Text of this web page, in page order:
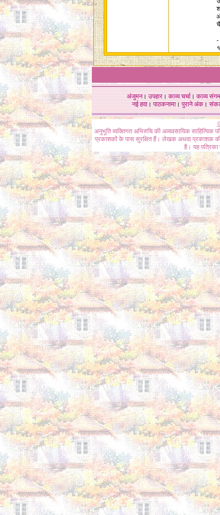
-
अंजुमन।उपहार।काव्य चर्चा।काव्य संगम
नई हवा। पाठकनामा। पुराने अंक।
अनुभूति व्यक्तिगत अभिरुचि की अव्यवसायिक
प्रकाशकों के पास सुरक्षित हैं। लेखक अथवा प्रकाशक की
है। यह पत्रिका